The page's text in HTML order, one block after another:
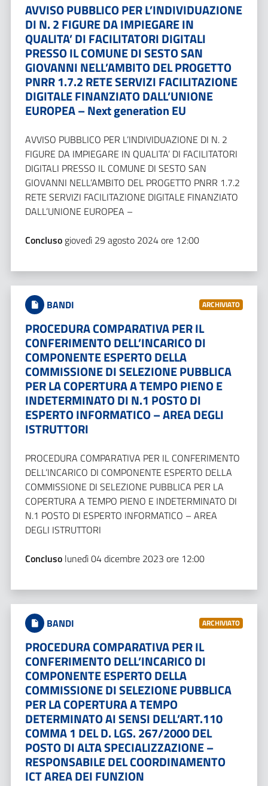
AVVISO PUBBLICO PER L’INDIVIDUAZIONE
DI N. 2 FIGURE DA IMPIEGARE IN
QUALITA’ DI FACILITATORI DIGITALI
PRESSO IL COMUNE DI SESTO SAN
GIOVANNI NELL’AMBITO DEL PROGETTO
PNRR 1.7.2 RETE SERVIZI FACILITAZIONE
DIGITALE FINANZIATO DALL’UNIONE
EUROPEA – Next generation EU
AVVISO PUBBLICO PER L’INDIVIDUAZIONE DI N. 2
FIGURE DA IMPIEGARE IN QUALITA’ DI FACILITATORI
DIGITALI PRESSO IL COMUNE DI SESTO SAN
GIOVANNI NELL’AMBITO DEL PROGETTO PNRR 1.7.2
RETE SERVIZI FACILITAZIONE DIGITALE FINANZIATO
DALL’UNIONE EUROPEA –
Concluso giovedì 29 agosto 2024 ore 12:00
BANDI ARCHIVIATO
PROCEDURA COMPARATIVA PER IL
CONFERIMENTO DELL’INCARICO DI
COMPONENTE ESPERTO DELLA
COMMISSIONE DI SELEZIONE PUBBLICA
PER LA COPERTURA A TEMPO PIENO E
INDETERMINATO DI N.1 POSTO DI
ESPERTO INFORMATICO – AREA DEGLI
ISTRUTTORI
PROCEDURA COMPARATIVA PER IL CONFERIMENTO
DELL’INCARICO DI COMPONENTE ESPERTO DELLA
COMMISSIONE DI SELEZIONE PUBBLICA PER LA
COPERTURA A TEMPO PIENO E INDETERMINATO DI
N.1 POSTO DI ESPERTO INFORMATICO – AREA
DEGLI ISTRUTTORI
Concluso lunedì 04 dicembre 2023 ore 12:00
BANDI ARCHIVIATO
PROCEDURA COMPARATIVA PER IL
CONFERIMENTO DELL’INCARICO DI
COMPONENTE ESPERTO DELLA
COMMISSIONE DI SELEZIONE PUBBLICA
PER LA COPERTURA A TEMPO
DETERMINATO AI SENSI DELL’ART.110
COMMA 1 DEL D. LGS. 267/2000 DEL
POSTO DI ALTA SPECIALIZZAZIONE –
RESPONSABILE DEL COORDINAMENTO
ICT AREA DEI FUNZION